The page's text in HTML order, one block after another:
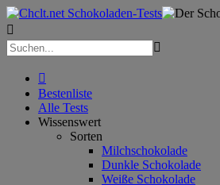



Bestenliste
Alle Tests
Wissenswert
Sorten
Milchschokolade
Dunkle Schokolade
Weiße Schokolade